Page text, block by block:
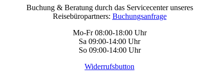
Buchung & Beratung durch das Servicecenter unseres
Reisebüropartners: Buchungsanfrage
Mo-Fr 08:00-18:00 Uhr
Sa 09:00-14:00 Uhr
So 09:00-14:00 Uhr
Widerrufsbutton